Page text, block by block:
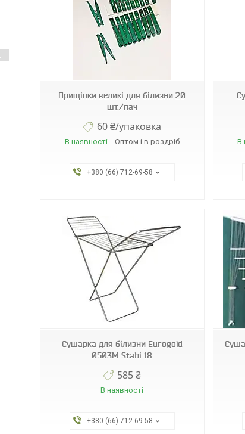
Прищіпки великі для білизни 20
шт./пач
60 ₴/упаковка
В наявності Оптом і в роздріб
+380 (66) 712-69-58
В
Сушарка для білизни Eurogold
0503М Stabi 18
585 ₴
В наявності
+380 (66) 712-69-58